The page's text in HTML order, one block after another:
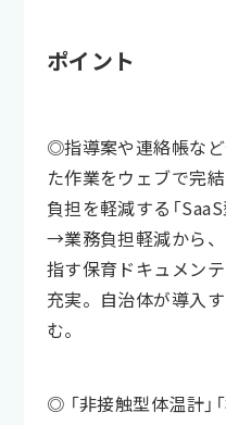
ポイント
◎指導案や連絡帳な
た作業をウェブで完
負担を軽減する「
→業務負担軽減から
指す保育ドキュメン
充実。自治体が導入
む。
◎ 「非接触型体温計」「